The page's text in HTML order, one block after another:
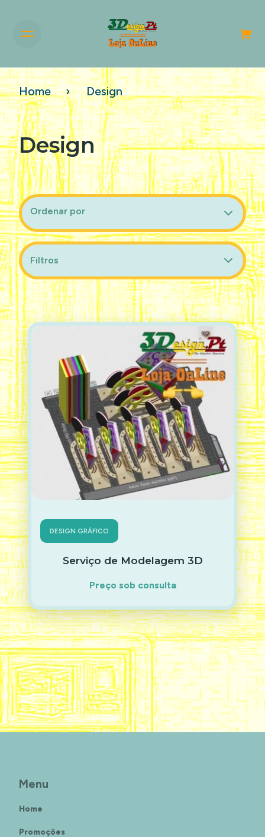
Home Design
Design
Filtros
Ordenar por
DESIGN GRÁFICO
Serviço de Modelagem 3D
Preço sob consulta
Menu
Home
Promoções